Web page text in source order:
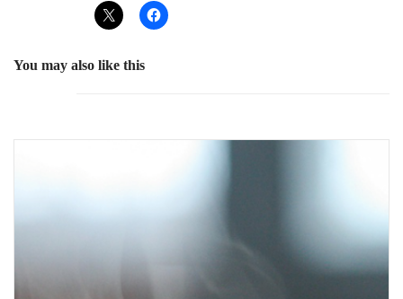
You may also like this